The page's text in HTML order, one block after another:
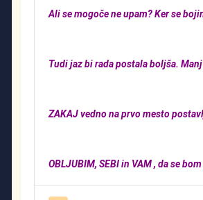
Ali se mogoče ne upam? Ker se
Tudi jaz bi rada postala boljša.
ZAKAJ vedno na prvo mesto
OBLJUBIM, SEBI in VAM , da se